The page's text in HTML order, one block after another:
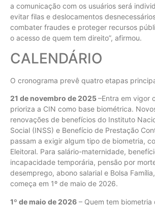
a comunicação com os usuários será
evitar filas e deslocamentos
combater fraudes e proteger recursos
o acesso de quem tem direito”, afirmou.
CALENDÁRIO
O cronograma prevê quatro etapas
21 de novembro de 2025–Entra em vigor
prioriza a CIN como base biométrica.
renovações de benefícios do Instituto
Social (INSS) e Benefício de Prestação
passam a exigir algum tipo de biometria,
Eleitoral. Para salário-maternidade,
incapacidade temporária, pensão por
desemprego, abono salarial e Bolsa
começa em 1º de maio de 2026.
1º de maio de 2026 – Quem tem biometria